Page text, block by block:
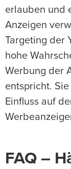
erlauben und
Anzeigen
Targeting der
hohe
Werbung der
entspricht.
Einfluss auf
FAQ –